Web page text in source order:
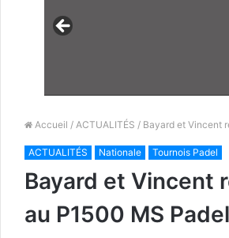
Accueil / ACTUALITÉS / Bayard et Vincent
ACTUALITÉS Nationale Tournois Padel
Bayard et Vincent
au P1500 MS